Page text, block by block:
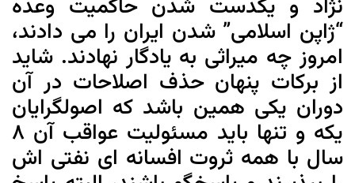
نژاد و یکدست شدن حاکمیت وعده
“ژاپن اسلامی” شدن ایران را می دادند،
امروز چه میراثی به یادگار نهادند. شاید
از برکات پنهان حذف اصلاحات در آن
دوران یکی همین باشد که اصولگرایان
یکه و تنها باید مسئولیت عواقب آن 8
سال با همه ثروت افسانه ای نفتی اش